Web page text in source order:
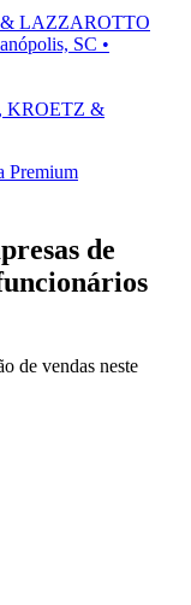
LAZZAROTTO
SC •
KROETZ &
Premium
de
de vendas neste